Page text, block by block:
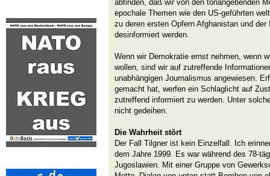
abfinden, daß wir von den tonangebenden
epochale Themen wie den US-geführten
zu deren ersten Opfern Afghanistan und
desinformiert werden.
Wenn wir Demokratie ernst nehmen, wenn
wollen, sind wir auf zutreffende
unabhängigen Journalismus angewiesen.
gemacht hat, werfen ein Schlaglicht auf
zutreffend informiert zu werden. Unter
nicht gedeihen.
Die Wahrheit stört
Der Fall Tilgner ist kein Einzelfall. Ich
dem Jahre 1999. Es war während des 78-
Jugoslawien. Mit einer Gruppe von